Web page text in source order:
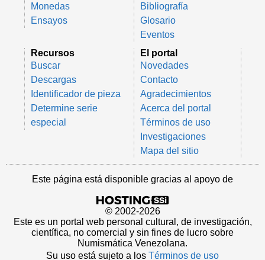
Monedas
Ensayos
Bibliografía
Glosario
Eventos
Recursos
Buscar
Descargas
Identificador de pieza
Determine serie
especial
El portal
Novedades
Contacto
Agradecimientos
Acerca del portal
Términos de uso
Investigaciones
Mapa del sitio
Este página está disponible gracias al apoyo de
© 2002-2026
Este es un portal web personal cultural, de investigación,
científica, no comercial y sin fines de lucro sobre
Numismática Venezolana.
Su uso está sujeto a los Términos de uso